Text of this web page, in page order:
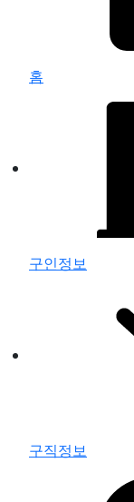
홈
구인정보
구직정보